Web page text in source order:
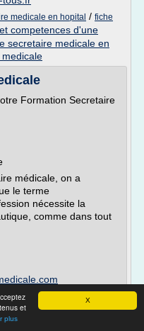
X
et
plus
medicale en hopital / fiche
competences d'une
secretaire medicale en
Formation Secretaire
médicale, on a
le terme
nécessite la
comme dans tout
secrétaire